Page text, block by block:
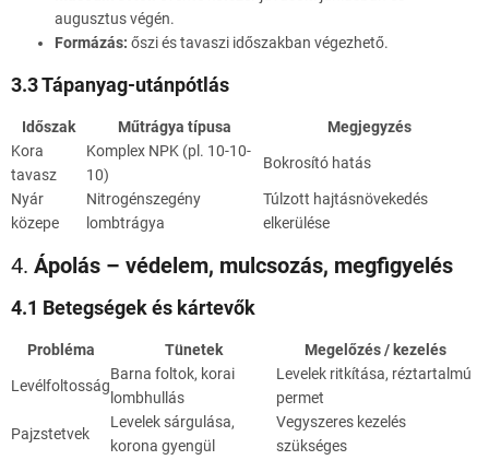
augusztus végén.
Formázás: őszi és tavaszi időszakban végezhető.
3.3 Tápanyag-utánpótlás
Időszak Műtrágya típusa
Megjegyzés
Kora
tavasz
Komplex NPK (pl. 10-10-
10)
Bokrosító hatás
Nyár
közepe
Nitrogénszegény
lombtrágya
Túlzott hajtásnövekedés
elkerülése
4. Ápolás – védelem, mulcsozás, megfigyelés
4.1 Betegségek és kártevők
Probléma Tünetek Megelőzés / kezelés
Levélfoltosság
Barna foltok, korai
lombhullás
Levelek ritkítása, réztartalmú
permet
Pajzstetvek
Levelek sárgulása,
korona gyengül
Vegyszeres kezelés
szükséges